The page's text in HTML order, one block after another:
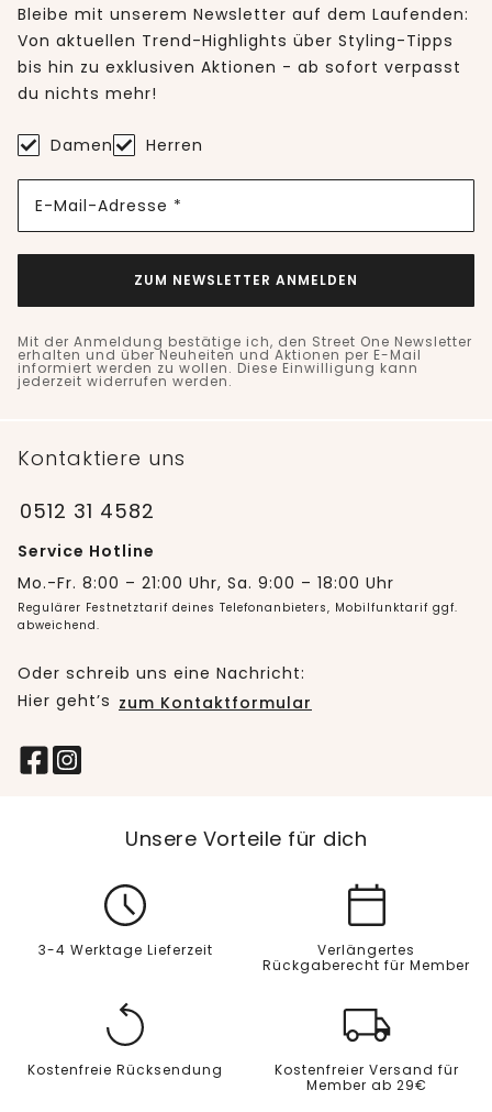
Bleibe mit unserem Newsletter auf dem Laufenden:
Von aktuellen Trend-Highlights über Styling-Tipps
bis hin zu exklusiven Aktionen - ab sofort verpasst
du nichts mehr!
Damen Herren
E-Mail-Adresse *
ZUM NEWSLETTER ANMELDEN
Mit der Anmeldung bestätige ich, den Street One Newsletter
erhalten und über Neuheiten und Aktionen per E-Mail
informiert werden zu wollen. Diese Einwilligung kann
jederzeit widerrufen werden.
Kontaktiere uns
0512 31 4582
Service Hotline
Mo.-Fr. 8:00 – 21:00 Uhr, Sa. 9:00 – 18:00 Uhr
Regulärer Festnetztarif deines Telefonanbieters, Mobilfunktarif ggf.
abweichend.
Oder schreib uns eine Nachricht:
Hier geht’s zum Kontaktformular
Unsere Vorteile für dich
3-4 Werktage Lieferzeit
Verlängertes
Rückgaberecht für Member
Kostenfreie Rücksendung
Kostenfreier Versand für
Member ab 29€